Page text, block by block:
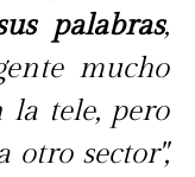
palabras,
mucho
la tele, pero
otro sector",